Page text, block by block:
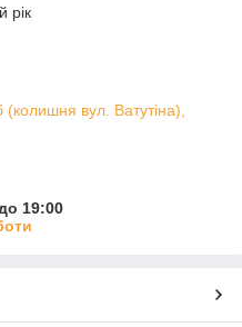
рік
вул. Ватутіна),
19:00